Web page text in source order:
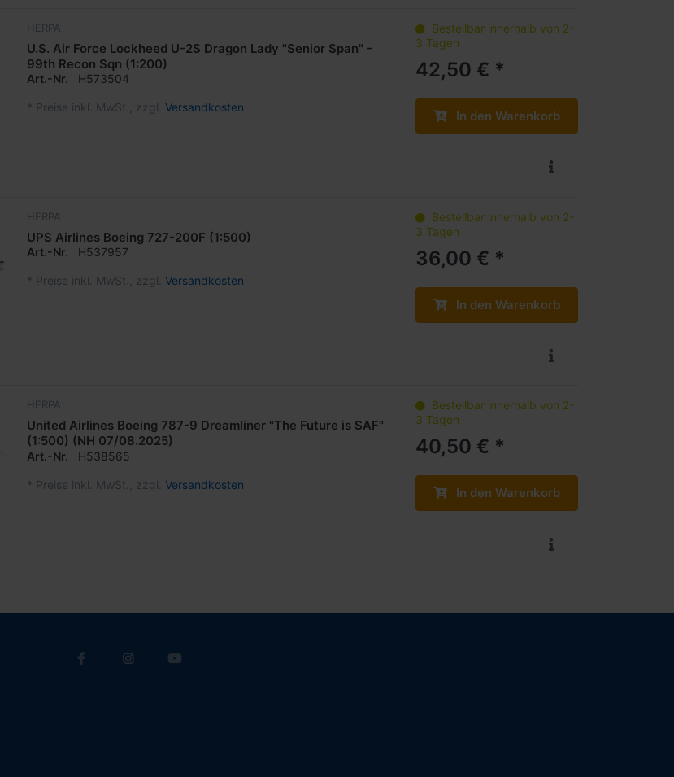
HERPA
U.S. Air Force Lockheed U-2S Dragon Lady "Senior Span" -
99th Recon Sqn (1:200)
Art.-Nr. H573504
* Preise inkl. MwSt., zzgl. Versandkosten
Bestellbar innerhalb von 2-
3 Tagen
42,50 € *
In den Warenkorb
HERPA
UPS Airlines Boeing 727-200F (1:500)
Art.-Nr. H537957
* Preise inkl. MwSt., zzgl. Versandkosten
Bestellbar innerhalb von 2-
3 Tagen
36,00 € *
In den Warenkorb
HERPA
United Airlines Boeing 787-9 Dreamliner "The Future is SAF"
(1:500) (NH 07/08.2025)
Art.-Nr. H538565
* Preise inkl. MwSt., zzgl. Versandkosten
Bestellbar innerhalb von 2-
3 Tagen
40,50 € *
In den Warenkorb